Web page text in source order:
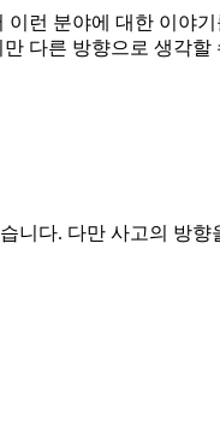
런 분야에 대한 이야기
다른 방향으로 생각
니다. 다만 사고의 방